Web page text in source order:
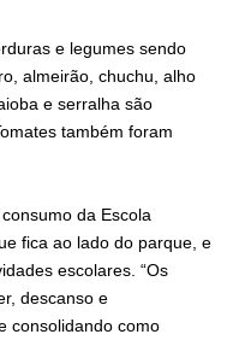
e legumes sendo
almeirão, chuchu, alho
e serralha são
também foram
da Escola
fica ao lado do parque, e
escolares. “Os
descanso e
consolidando como